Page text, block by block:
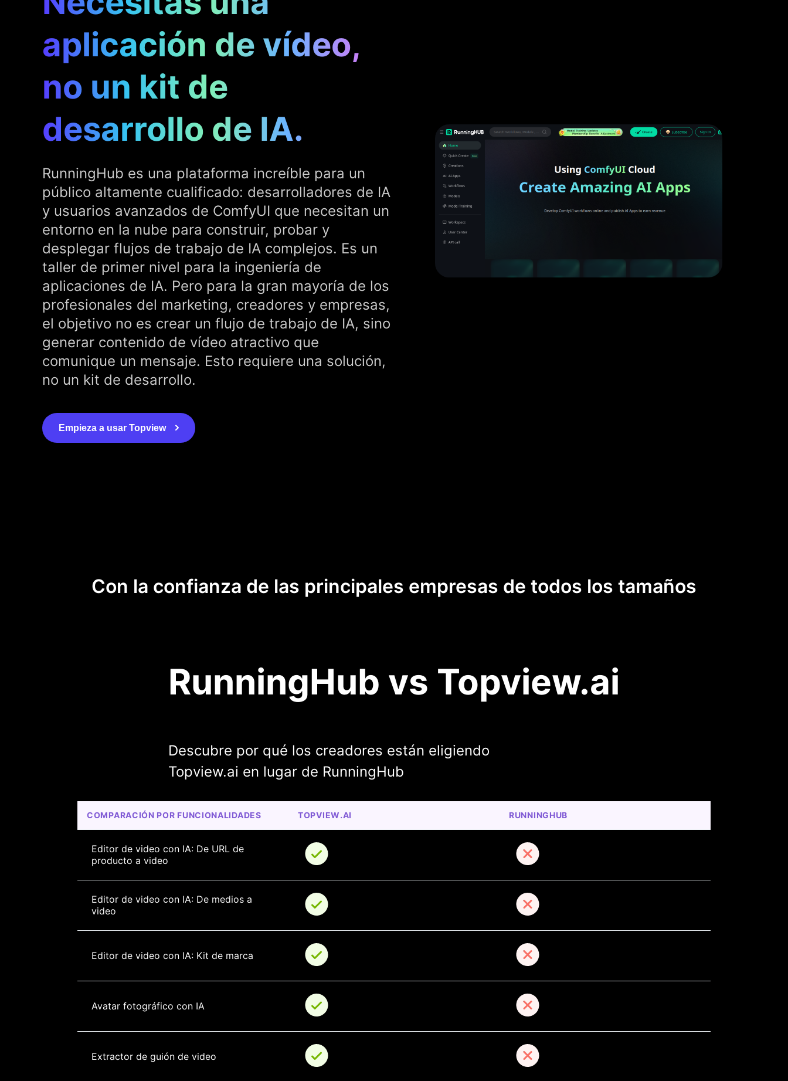
aplicación de vídeo,
no un kit de
desarrollo de IA.
RunningHub es una plataforma increíble para un
público altamente cualificado: desarrolladores de IA
y usuarios avanzados de ComfyUI que necesitan un
entorno en la nube para construir, probar y
desplegar flujos de trabajo de IA complejos. Es un
taller de primer nivel para la ingeniería de
aplicaciones de IA. Pero para la gran mayoría de los
profesionales del marketing, creadores y empresas,
el objetivo no es crear un flujo de trabajo de IA, sino
generar contenido de vídeo atractivo que
comunique un mensaje. Esto requiere una solución,
no un kit de desarrollo.
Empieza a usar Topview
Con la confianza de las principales empresas de todos los tamaños
RunningHub vs Topview.ai
Descubre por qué los creadores están eligiendo
Topview.ai en lugar de RunningHub
COMPARACIÓN POR FUNCIONALIDADES TOPVIEW.AI RUNNINGHUB
Editor de video con IA: De URL de
producto a video
Editor de video con IA: De medios a
video
Editor de video con IA: Kit de marca
Avatar fotográfico con IA
Extractor de guión de video